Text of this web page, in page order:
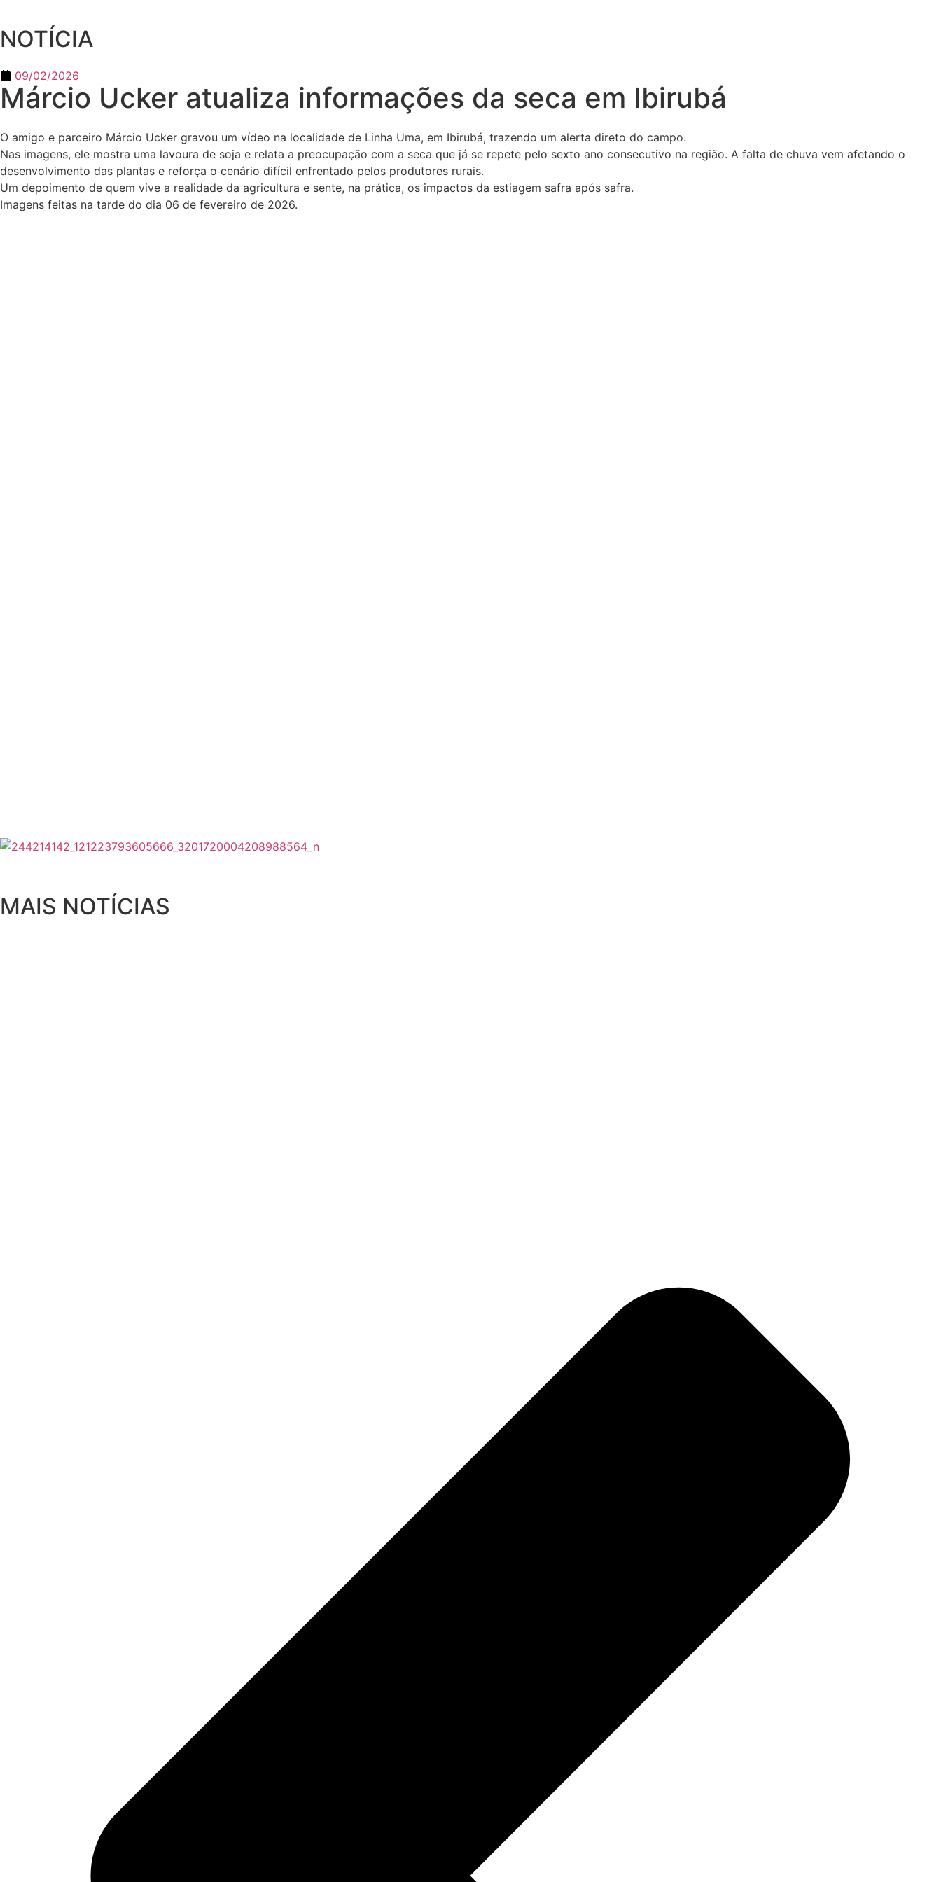
NOTÍCIA
09/02/2026
Márcio Ucker atualiza informações da seca em Ibirubá
O amigo e parceiro Márcio Ucker gravou um vídeo na localidade de Linha Uma, em Ibirubá, trazendo um alerta direto do campo.
Nas imagens, ele mostra uma lavoura de soja e relata a preocupação com a seca que já se repete pelo sexto ano consecutivo na região. A falta de chuva vem afetando o
desenvolvimento das plantas e reforça o cenário difícil enfrentado pelos produtores rurais.
Um depoimento de quem vive a realidade da agricultura e sente, na prática, os impactos da estiagem safra após safra.
Imagens feitas na tarde do dia 06 de fevereiro de 2026.
MAIS NOTÍCIAS